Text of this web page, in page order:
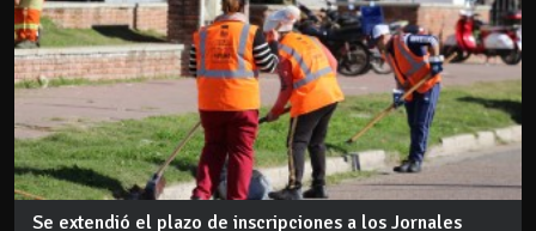
Se extendió el plazo de inscripciones a los Jornales